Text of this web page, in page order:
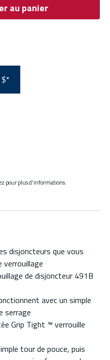
au panier
pour plus d'informations.
disjoncteurs que vous
de disjoncteur 491B
avec un simple
serrage
Grip Tight ™ verrouille
tour de pouce, puis